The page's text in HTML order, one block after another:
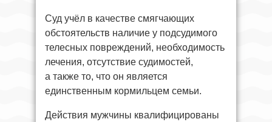
Суд учёл в качестве смягчающих
обстоятельств наличие у подсудимого
телесных повреждений, необходимость
лечения, отсутствие судимостей,
а также то, что он является
единственным кормильцем семьи.
Действия мужчины квалифицированы